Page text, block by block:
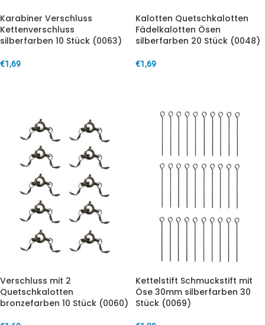
Karabiner Verschluss
Kettenverschluss
silberfarben 10 Stück (0063)
€1,69
Kalotten Quetschkalotten
Fädelkalotten Ösen
silberfarben 20 Stück (0048)
€1,69
Verschluss mit 2
Quetschkalotten
bronzefarben 10 Stück (0060)
Kettelstift Schmuckstift mit
Öse 30mm silberfarben 30
Stück (0069)